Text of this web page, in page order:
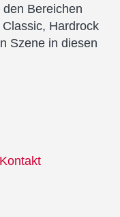
Bereichen
Hardrock
Szene in diesen
Kontakt